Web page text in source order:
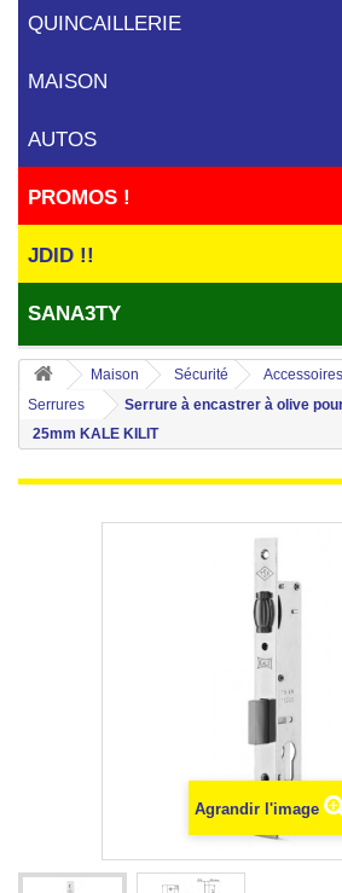
QUINCAILLERIE
MAISON
AUTOS
PROMOS !
JDID !!
SANA3TY
Maison Sécurité
Serrures
Serrure à encastrer à olive
25mm KALE KILIT
Agrandir l'image